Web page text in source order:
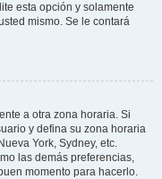
esta opción y solamente
mismo. Se le contará
a otra zona horaria. Si
y defina su zona horaria
York, Sydney, etc.
las demás preferencias,
momento para hacerlo.